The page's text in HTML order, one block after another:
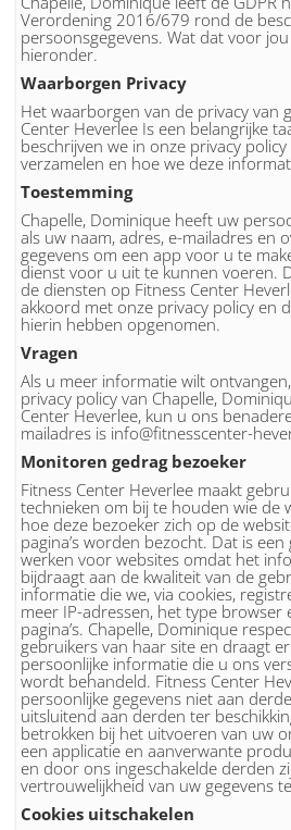
Verordening 2016/679 rond de
persoonsgegevens. Wat dat voor
hieronder.
Waarborgen Privacy
Het waarborgen van de privacy van
Center Heverlee Is een belangrijke
beschrijven we in onze privacy
verzamelen en hoe we deze
Toestemming
Chapelle, Dominique heeft uw
als uw naam, adres, e-mailadres en
gegevens om een app voor u te
dienst voor u uit te kunnen voeren.
de diensten op Fitness Center
akkoord met onze privacy policy en
hierin hebben opgenomen.
Vragen
Als u meer informatie wilt
privacy policy van Chapelle,
Center Heverlee, kun u ons
mailadres is info@fitnesscenter-
Monitoren gedrag bezoeker
Fitness Center Heverlee maakt
technieken om bij te houden wie de
hoe deze bezoeker zich op de
pagina’s worden bezocht. Dat is
werken voor websites omdat het
bijdraagt aan de kwaliteit van de
informatie die we, via cookies,
meer IP-adressen, het type browser
pagina’s. Chapelle, Dominique
gebruikers van haar site en draagt
persoonlijke informatie die u ons
wordt behandeld. Fitness Center
persoonlijke gegevens niet aan
uitsluitend aan derden ter
betrokken bij het uitvoeren van uw
een applicatie en aanverwante
en door ons ingeschakelde derden
vertrouwelijkheid van uw gegevens
Cookies uitschakelen